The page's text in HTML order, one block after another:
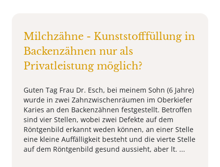
Milchzähne - Kunststofffüllung in
Backenzähnen nur als
Privatleistung möglich?
Guten Tag Frau Dr. Esch, bei meinem Sohn (6 Jahre)
wurde in zwei Zahnzwischenräumen im Oberkiefer
Karies an den Backenzähnen festgestellt. Betroffen
sind vier Stellen, wobei zwei Defekte auf dem
Röntgenbild erkannt weden können, an einer Stelle
eine kleine Auffälligkeit besteht und die vierte Stelle
auf dem Röntgenbild gesund aussieht, aber lt. ...